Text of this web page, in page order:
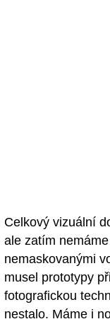
Celkový vizuální
ale zatím
nemaskovanými
musel prototypy
fotografickou
nestalo. Máme i